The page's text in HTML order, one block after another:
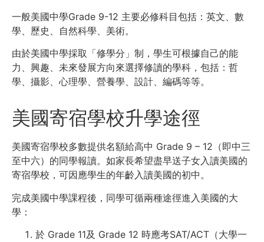
一般美國中學Grade 9-12 主要必修科目包括：英文、數
學、歷史、自然科學、美術。
由於美國中學採取「修學分」制，學生可根據自己的能
力、興趣、未來發展方向來選擇修讀的學科，包括：哲
學、攝影、心理學、營養學、設計、編碼等等。
美國寄宿學校升學途徑
美國寄宿學校多數提供名額給高中 Grade 9 – 12（即中三
至中六）的同學報讀。如家長希望盡早送子女入讀美國的
寄宿學校，可因應學生的年齡入讀美國的初中。
完成美國中學課程後，同學可循兩種途徑進入美國的大
學：
於 Grade 11及 Grade 12 時應考SAT/ACT（大學一